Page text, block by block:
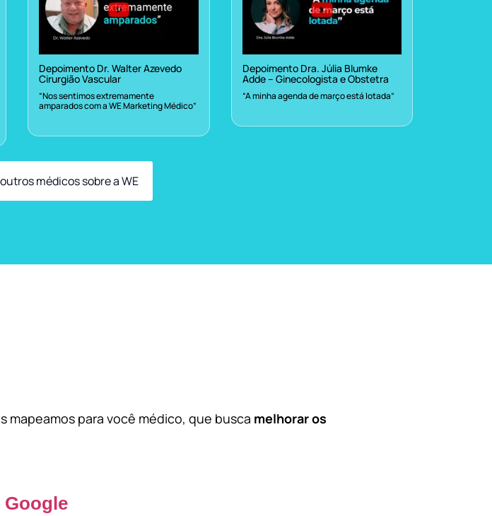
Depoimento Dr. Walter Azevedo
Cirurgião Vascular
“Nos sentimos extremamente
amparados com a WE Marketing Médico”
Depoimento Dra. Júlia Blumke
Adde – Ginecologista e Obstetra
“A minha agenda de março está lotada”
médicos sobre a WE
mapeamos para você médico, que busca melhorar os
Google